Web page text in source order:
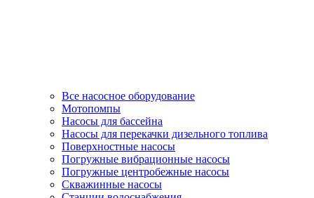
Все насосное оборудование
Мотопомпы
Насосы для бассейна
Насосы для перекачки дизельного топлива
Поверхностные насосы
Погружные вибрационные насосы
Погружные центробежные насосы
Скважинные насосы